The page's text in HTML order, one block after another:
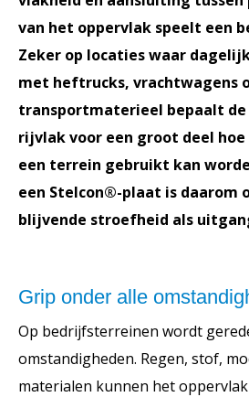
van het oppervlak speelt een
Zeker op locaties waar
met heftrucks, vrachtwagens
transportmaterieel bepaalt
rijvlak voor een groot deel
een terrein gebruikt kan
een Stelcon®-plaat is daarom
blijvende stroefheid als
Grip onder alle
Op bedrijfsterreinen wordt
omstandigheden. Regen, stof,
materialen kunnen het